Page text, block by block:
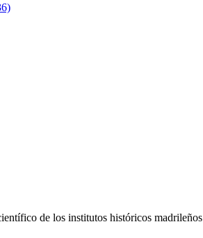
de los institutos históricos madrileños